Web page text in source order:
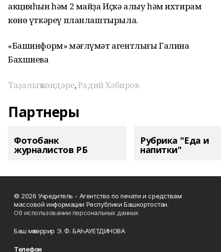
акцияһын һәм 2 майҙа Иҫкә алыу һәм ихтирам
көнө үткәреү планлаштырыла.
«Башинформ» мәғлүмәт агентлығы Галина
Бахшиева
Таҙалыҡ көндәре,Радий Хәбиров
Партнеры
Фотобанк
журналистов РБ
Рубрика "Еда и
напитки"
© 2026 Учредитель - Агентство по печати и средствам
массовой информации Республики Башкортостан.
Об использовании персональных данных
Баш мөхәррир Э. Ф. БАҺАУЕТДИНОВА
Телефон